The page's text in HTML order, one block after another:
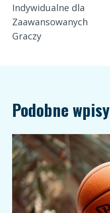
Indywidualne dla
Zaawansowanych
Graczy
Podobne wpisy